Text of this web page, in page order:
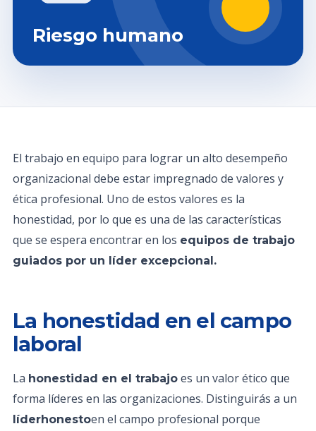
Riesgo humano
El trabajo en equipo para lograr un alto desempeño
organizacional debe estar impregnado de valores y
ética profesional. Uno de estos valores es la
honestidad, por lo que es una de las características
que se espera encontrar en los equipos de trabajo
guiados por un líder excepcional.
La honestidad en el campo
laboral
La honestidad en el trabajo es un valor ético que
forma líderes en las organizaciones. Distinguirás a un
líderhonestoen el campo profesional porque